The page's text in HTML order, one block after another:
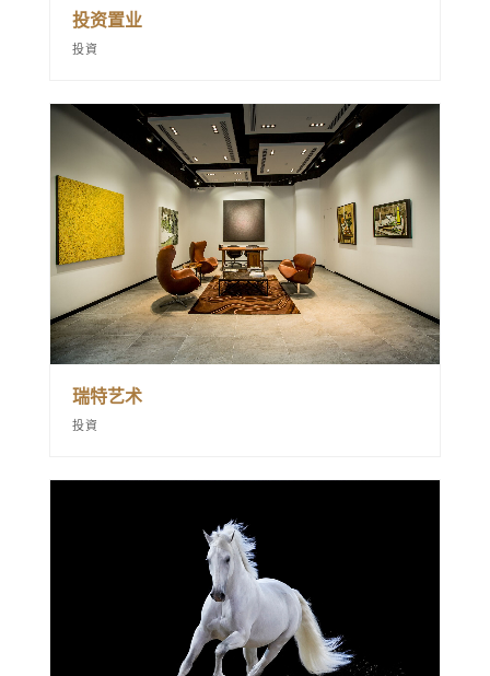
投资置业
投資
瑞特艺术
投資